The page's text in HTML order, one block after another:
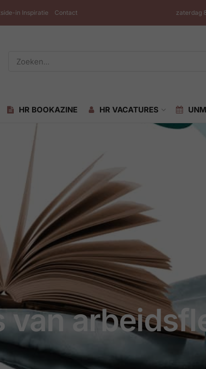
in Inspiratie Contact zaterdag
HR BOOKAZINE HR VACATURES
van